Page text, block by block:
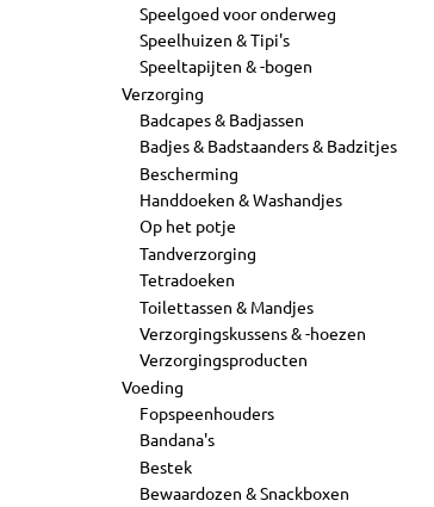
Speelgoed voor onderweg
Speelhuizen & Tipi's
Speeltapijten & -bogen
Verzorging
Badcapes & Badjassen
Badjes & Badstaanders & Badzitjes
Bescherming
Handdoeken & Washandjes
Op het potje
Tandverzorging
Tetradoeken
Toilettassen & Mandjes
Verzorgingskussens & -hoezen
Verzorgingsproducten
Voeding
Fopspeenhouders
Bandana's
Bestek
Bewaardozen & Snackboxen